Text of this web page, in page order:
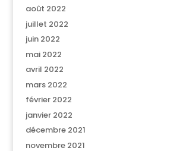
août 2022
juillet 2022
juin 2022
mai 2022
avril 2022
mars 2022
février 2022
janvier 2022
décembre 2021
novembre 2021